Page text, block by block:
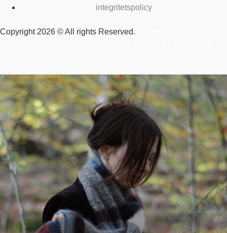
integritetspolicy
Copyright 2026 © All rights Reserved.